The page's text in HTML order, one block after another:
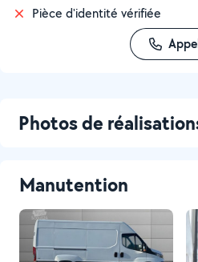
Pièce d'identité vérifiée
Photos de
Manutention